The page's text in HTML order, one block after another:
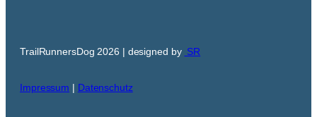
TrailRunnersDog 2026 | designed by SR
Impressum | Datenschutz